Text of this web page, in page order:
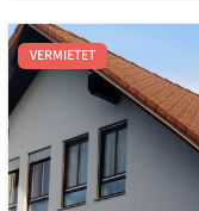
VERMIETET